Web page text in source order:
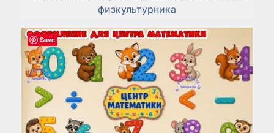
физкультурника
Save